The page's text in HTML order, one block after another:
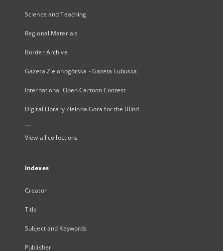
Science and Teaching
Regional Materials
Border Archive
Gazeta Zielonogórska - Gazeta Lubuska
International Open Cartoon Contest
Digital Library Zielona Gora for the Blind
...
View all collections
Indexes
Creator
Title
Subject and Keywords
Publisher